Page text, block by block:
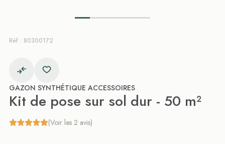
Réf : 80300172
GAZON SYNTHÉTIQUE ACCESSOIRES
Kit de pose sur sol dur - 50 m²
(Voir les 2 avis)